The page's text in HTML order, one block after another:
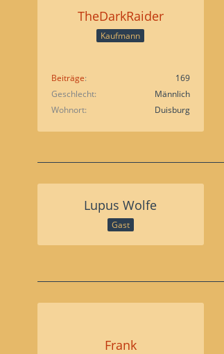
TheDarkRaider
Kaufmann
Beiträge
169
Geschlecht
Männlich
Wohnort
Duisburg
Lupus Wolfe
Gast
Frank